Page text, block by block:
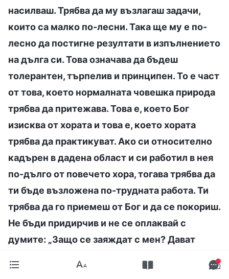
насилваш. Трябва да му възлагаш задачи,
които са малко по-лесни. Така ще му е по-
лесно да постигне резултати в изпълнението
на дълга си. Това означава да бъдеш
толерантен, търпелив и принципен. То е част
от това, което нормалната човешка природа
трябва да притежава. Това е, което Бог
изисква от хората и това е, което хората
трябва да практикуват. Ако си относително
кадърен в дадена област и си работил в нея
по-дълго от повечето хора, тогава трябва да
ти бъде възложена по-трудната работа. Ти
трябва да го приемеш от Бог и да се покориш.
Не бъди придирчив и не се оплаквай с
думите: „Защо се заяждат с мен? Дават
дават трудните. Дали не се опитват да